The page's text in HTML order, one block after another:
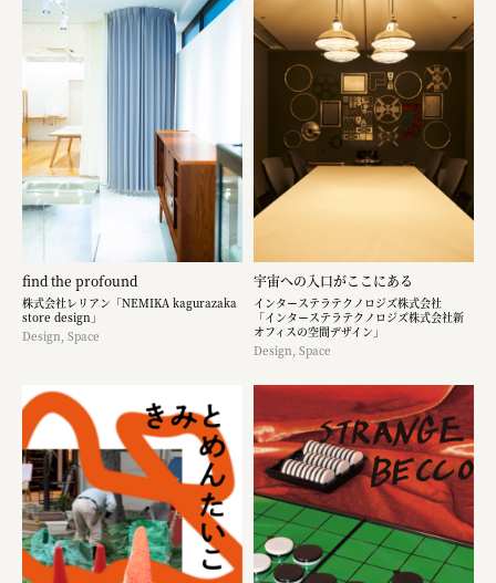
find the profound
株式会社レリアン「NEMIKA kagurazaka
store design」
Design, Space
宇宙への入口がここにある
インターステラテクノロジズ株式会社
「インターステラテクノロジズ株式会社新
オフィスの空間デザイン」
Design, Space